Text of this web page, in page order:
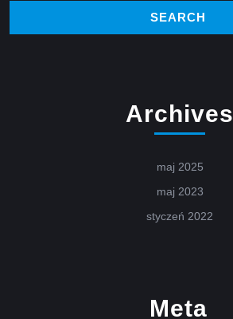
Archives
maj 2025
maj 2023
styczeń 2022
Meta